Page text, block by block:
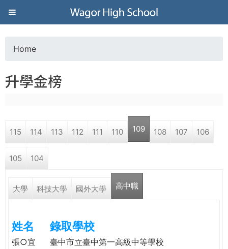
Jump to navigation
葳
格
高
學
o
a
r
e
e
Home
升學金榜
115 114 113 112 111 110 109 108 107 106
105 104
大學 科技大學 國外大學 高中職
姓名 錄取學校
張○宜
臺中市立臺中第一高級中等學校